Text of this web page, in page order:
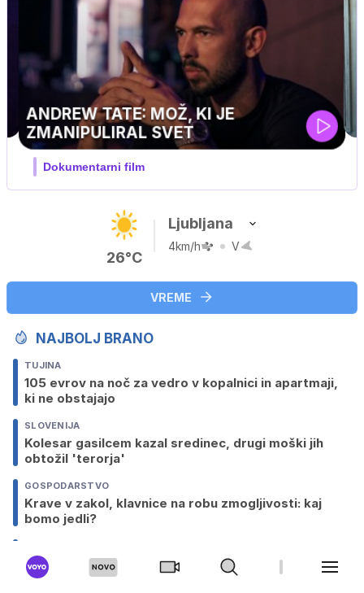
UEFA SUPERPOKAL
V živo na VOYO: sreda ob 20.30
26°C
Ljubljana
4km/h V
VREME
NAJBOLJ BRANO
TUJINA
105 evrov na noč za vedro v kopalnici in apartmaji,
ki ne obstajajo
SLOVENIJA
Kolesar gasilcem kazal sredinec, drugi moški jih
obtožil 'terorja'
GOSPODARSTVO
Krave v zakol, klavnice na robu zmogljivosti: kaj
bomo jedli?
Od podaljšanja do botoksa v mošnjo: kakšni posegi
so danes na voljo moškim?